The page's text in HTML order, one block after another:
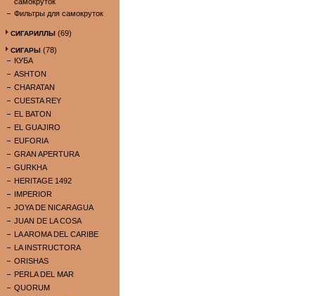
Фильтры для самокруток
СИГАРИЛЛЫ (69)
СИГАРЫ (78)
КУБА
ASHTON
CHARATAN
CUESTA REY
EL BATON
EL GUAJIRO
EUFORIA
GRAN APERTURA
GURKHA
HERITAGE 1492
IMPERIOR
JOYA DE NICARAGUA
JUAN DE LA COSA
LA AROMA DEL CARIBE
LA INSTRUCTORA
ORISHAS
PERLA DEL MAR
QUORUM